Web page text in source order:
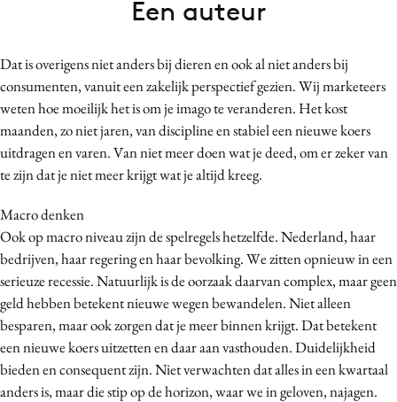
Carriere
Contentmarketing
Customer Experience
Data & Insights
Digital transformation
Diversiteit
Effectiviteit
Gedragsverandering
Influencer marketing
Interne communicatie
Martech
Dat is overigens niet anders bij dieren en ook al niet anders bij
consumenten, vanuit een zakelijk perspectief gezien. Wij marketeers
weten hoe moeilijk het is om je imago te veranderen. Het kost
maanden, zo niet jaren, van discipline en stabiel een nieuwe koers
uitdragen en varen. Van niet meer doen wat je deed, om er zeker van
te zijn dat je niet meer krijgt wat je altijd kreeg.
Macro denken
Ook op macro niveau zijn de spelregels hetzelfde. Nederland, haar
bedrijven, haar regering en haar bevolking. We zitten opnieuw in een
serieuze recessie. Natuurlijk is de oorzaak daarvan complex, maar geen
geld hebben betekent nieuwe wegen bewandelen. Niet alleen
besparen, maar ook zorgen dat je meer binnen krijgt. Dat betekent
een nieuwe koers uitzetten en daar aan vasthouden. Duidelijkheid
bieden en consequent zijn. Niet verwachten dat alles in een kwartaal
anders is, maar die stip op de horizon, waar we in geloven, najagen.
Een auteur